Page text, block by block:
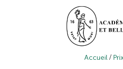
Accueil /